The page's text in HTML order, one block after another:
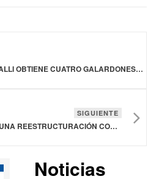
RON ORGÁNICO COPALLI OBTIENE CUATRO GALARDONES EN LOS PREMIOS GLOBAL DRINKS INTEL ESG 2025
SIGUIENTE
HORMEL FOODS ANUNCIA UNA REESTRUCTURACIÓN CORPORATIVA
Noticias